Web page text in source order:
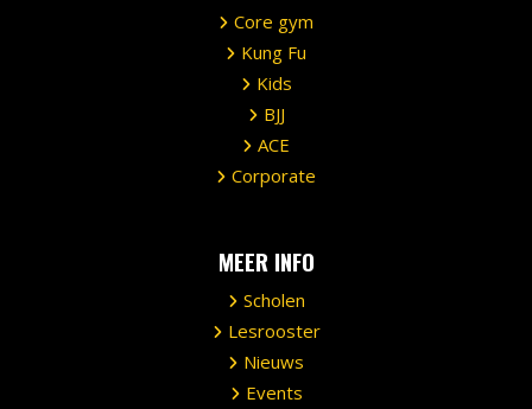
Core gym
Kung Fu
Kids
BJJ
ACE
Corporate
MEER INFO
Scholen
Lesrooster
Nieuws
Events